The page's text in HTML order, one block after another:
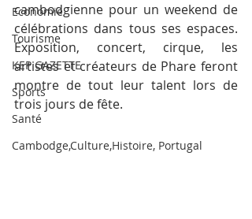
Economie
Tourisme
KEP GAZETTE
Sports
Santé
Cambodge,Culture,Histoire, Portugal
cambodgienne pour un weekend de
célébrations dans tous ses espaces.
Exposition, concert, cirque, les
artistes et créateurs de Phare feront
montre de tout leur talent lors de
trois jours de fête.